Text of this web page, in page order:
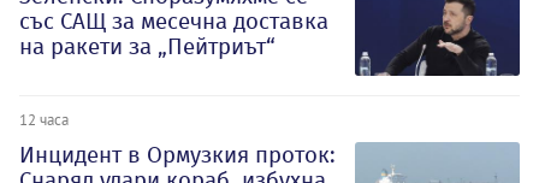
със САЩ за месечна доставка
на ракети за „Пейтриът“
12 часа
Инцидент в Ормузкия проток: